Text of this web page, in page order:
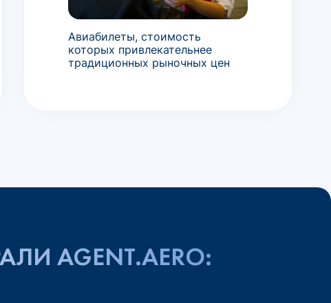
Авиабилеты, стоимость
которых привлекательнее
традиционных рыночных цен
AGENT.AERO: